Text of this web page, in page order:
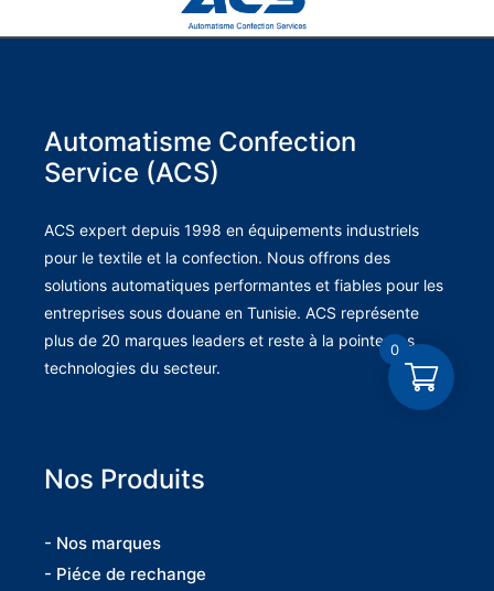
Automatisme Confection
Service (ACS)
ACS expert depuis 1998 en équipements industriels
pour le textile et la confection. Nous offrons des
solutions automatiques performantes et fiables pour les
entreprises sous douane en Tunisie. ACS représente
plus de 20 marques leaders et reste à la pointe des
technologies du secteur.
Nos Produits
- Nos marques
- Piéce de rechange
0